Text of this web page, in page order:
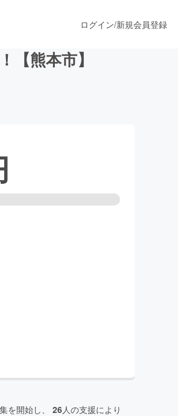
ョン
ログイン/新規会員登録
熊本市】
を開始し、 26人の支援により